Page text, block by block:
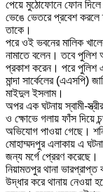
পেয়ে মুঠোফোনে ফোন দিলে
ভেঙে ভেতরে প্রবেশ করলে
তাকে।
পরে ওই ভবনের মালিক
নামাতে বলেন। তবে পুলিশ
প্রকাশ করেন। পরে পুলিশ
মান্দা সার্কেলের (এএসপি)
মাইদুল ইসলাম।
অপর এক ঘটনায় স্বামী-
ও ক্ষোভে গলায় ফাঁস দিয়ে
অভিযোগ পাওয়া গেছে।
মোহাম্মদপুর এলাকায় এ
জন্য মর্গে প্রেরণ করেছে।
নিয়ামতপুর থানা
উদ্ধার করে থানায় নেওয়া